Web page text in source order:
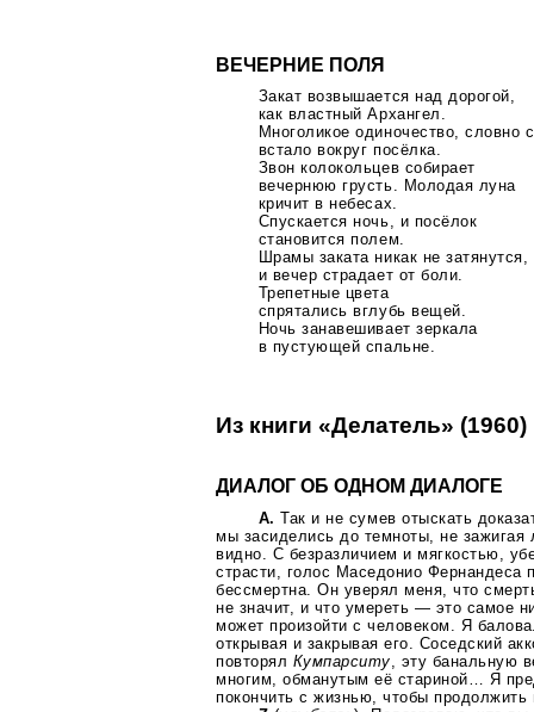
ВЕЧЕРНИЕ ПОЛЯ
Закат возвышается над дорогой,
как властный Архангел.
Многоликое одиночество, словно
встало вокруг посёлка.
Звон колокольцев собирает
вечернюю грусть. Молодая луна
кричит в небесах.
Спускается ночь, и посёлок
становится полем.
Шрамы заката никак не затянутся,
и вечер страдает от боли.
Трепетные цвета
спрятались вглубь вещей.
Ночь занавешивает зеркала
в пустующей спальне.
Из книги «Делатель» (1960)
ДИАЛОГ ОБ ОДНОМ ДИАЛОГЕ
А. Так и не сумев отыскать
мы засиделись до темноты, не
видно. С безразличием и мягкостью,
страсти, голос Маседонио Фернандеса
бессмертна. Он уверял меня, что
не значит, и что умереть — это самое
может произойти с человеком. Я
открывая и закрывая его. Соседский
повторял Кумпарситу , эту банальную
многим, обманутым её стариной… Я
покончить с жизнью, чтобы продолжить